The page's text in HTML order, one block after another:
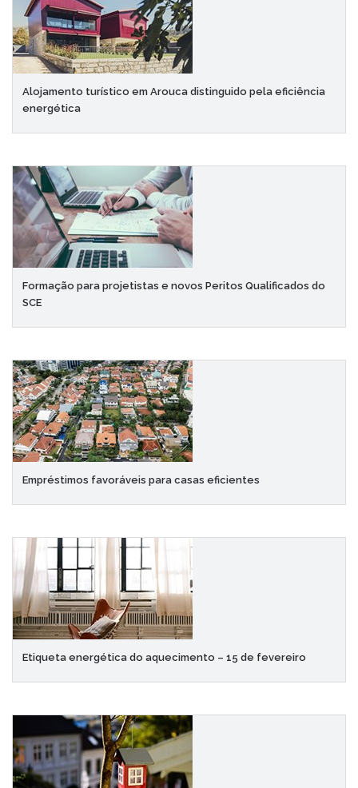
Alojamento turístico em Arouca distinguido pela eficiência
energética
Formação para projetistas e novos Peritos Qualificados do
SCE
Empréstimos favoráveis para casas eficientes
Etiqueta energética do aquecimento – 15 de fevereiro